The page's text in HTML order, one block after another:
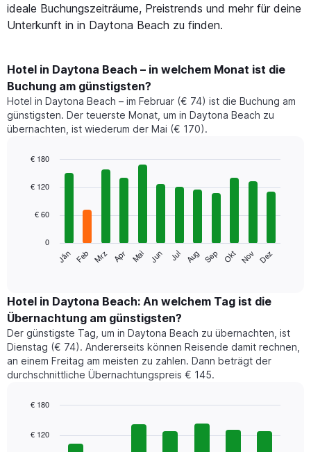
ideale Buchungszeiträume, Preistrends und mehr für deine
Unterkunft in in Daytona Beach zu finden.
Hotel in Daytona Beach – in welchem Monat ist die
Buchung am günstigsten?
Hotel in Daytona Beach – im Februar (€ 74) ist die Buchung am
günstigsten. Der teuerste Monat, um in Daytona Beach zu
übernachten, ist wiederum der Mai (€ 170).
chart
bars.
folgende
den
durchschnittlichen
Zimmerpreis
im
jeweiligen
Monat
an.
Diagramm
graphic.
Jän Feb Mrz Apr Mai Jun Jul Aug Sep Okt Nov Dez
0
€ 60
€ 120
€ 180
Hotel in Daytona Beach: An welchem Tag ist die
Übernachtung am günstigsten?
Der günstigste Tag, um in Daytona Beach zu übernachten, ist
Dienstag (€ 74). Andererseits können Reisende damit rechnen,
an einem Freitag am meisten zu zahlen. Dann beträgt der
durchschnittliche Übernachtungspreis € 145.
chart
€ 120
€ 180